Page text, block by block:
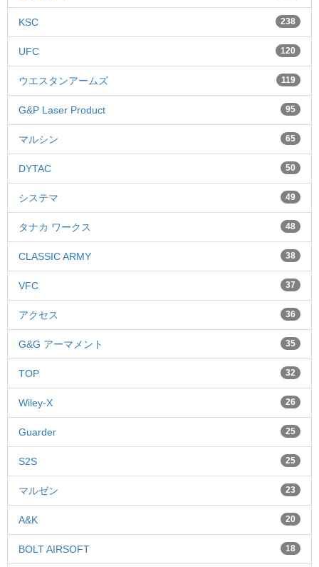
KSC 238
UFC 120
ウエスタンアームズ 119
G&P Laser Product 95
マルシン 65
DYTAC 50
システマ 49
タナカ ワークス 48
CLASSIC ARMY 38
VFC 37
アクセス 36
G&G アーマメント 35
TOP 32
Wiley-X 26
Guarder 25
S2S 25
マルゼン 23
A&K 20
BOLT AIRSOFT 18